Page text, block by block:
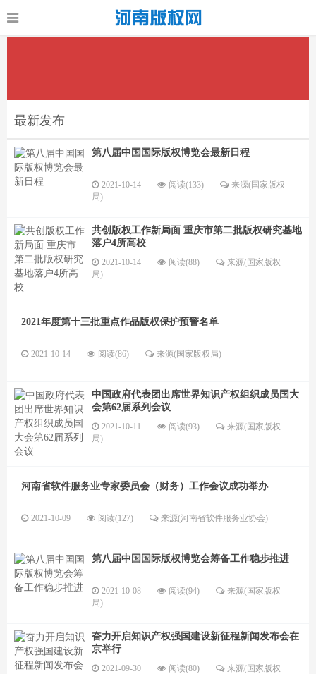
最新发布
第八届中国国际版权博览会最新日程
2021-10-14 阅读(133)
来源(国家版权
局)
共创版权工作新局面 重庆市第二批版权研究基地
落户4所高校
2021-10-14 阅读(88)
来源(国家版权
局)
2021年度第十三批重点作品版权保护预警名单
2021-10-14 阅读(86) 来源(国家版权局)
中国政府代表团出席世界知识产权组织成员国大
会第62届系列会议
2021-10-11 阅读(93)
来源(国家版权
局)
河南省软件服务业专家委员会（财务）工作会议成功举办
2021-10-09 阅读(127) 来源(河南省软件服务业协会)
第八届中国国际版权博览会筹备工作稳步推进
2021-10-08 阅读(94)
来源(国家版权
局)
奋力开启知识产权强国建设新征程新闻发布会在
京举行
2021-09-30 阅读(80)
来源(国家版权